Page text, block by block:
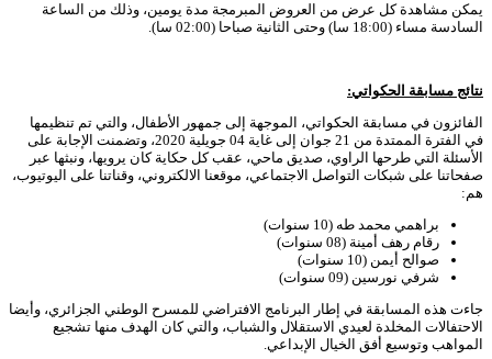
يمكن مشاهدة كل عرض من العروض المبرمجة مدة يومين، وذلك من الساعة
السادسة مساء (18:00 سا) وحتى الثانية صباحا (02:00 سا).
نتائج مسابقة الحكواتي:
الفائزون في مسابقة الحكواتي، الموجهة إلى جمهور الأطفال، والتي تم تنظيمها
في الفترة الممتدة من 21 جوان إلى غاية 04 جويلية 2020، وتضمنت الإجابة على
الأسئلة التي طرحها الراوي، صديق ماحي، عقب كل حكاية كان يرويها، ونبثها عبر
صفحاتنا على شبكات التواصل الاجتماعي، موقعنا الالكتروني، وقناتنا على اليوتيوب،
هم:
براهمي محمد طه (10 سنوات)
رقام رهف أمينة (08 سنوات)
صوالح أيمن (10 سنوات)
شرفي نورسين (09 سنوات)
جاءت هذه المسابقة في إطار البرنامج الافتراضي للمسرح الوطني الجزائري، وأيضا
الاحتفالات المخلدة لعيدي الاستقلال والشباب، والتي كان الهدف منها تشجيع
المواهب وتوسيع أفق الخيال الإبداعي.